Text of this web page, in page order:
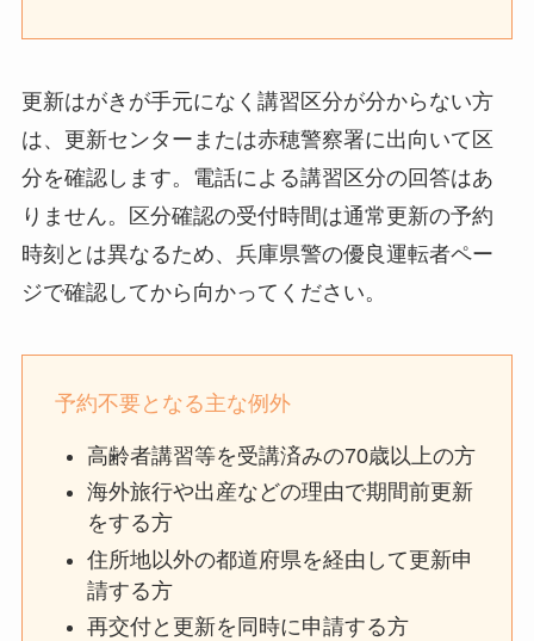
更新はがきが手元になく講習区分が分からない方
は、更新センターまたは赤穂警察署に出向いて区
分を確認します。電話による講習区分の回答はあ
りません。区分確認の受付時間は通常更新の予約
時刻とは異なるため、兵庫県警の優良運転者ペー
ジで確認してから向かってください。
予約不要となる主な例外
高齢者講習等を受講済みの70歳以上の方
海外旅行や出産などの理由で期間前更新
をする方
住所地以外の都道府県を経由して更新申
請する方
再交付と更新を同時に申請する方